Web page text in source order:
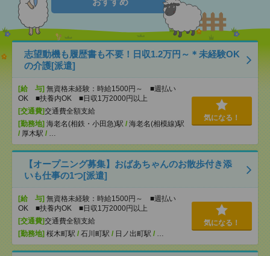
志望動機も履歴書も不要！日収1.2万円～＊未経験OK
の介護[派遣]
[給 与] 無資格未経験：時給1500円～ ■週払い
OK ■扶養内OK ■日収1万2000円以上
[交通費]交通費全額支給
[勤務地] 海老名(相鉄・小田急)駅 / 海老名(相模線)駅
/ 厚木駅 / …
気になる！
【オープニング募集】おばあちゃんのお散歩付き添
いも仕事の1つ[派遣]
[給 与] 無資格未経験：時給1500円～ ■週払い
OK ■扶養内OK ■日収1万2000円以上
[交通費]交通費全額支給
[勤務地] 桜木町駅 / 石川町駅 / 日ノ出町駅 / …
気になる！